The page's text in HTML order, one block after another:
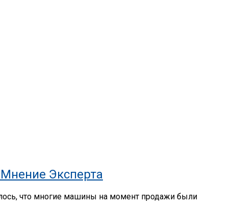
Эксперта
что многие машины на момент продажи были